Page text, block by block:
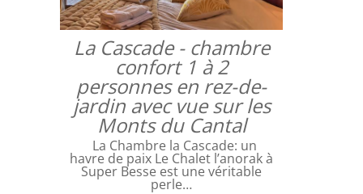
La Cascade - chambre
confort 1 à 2
personnes en rez-de-
jardin avec vue sur les
Monts du Cantal
La Chambre la Cascade: un
havre de paix Le Chalet l’anorak à
Super Besse est une véritable
perle…